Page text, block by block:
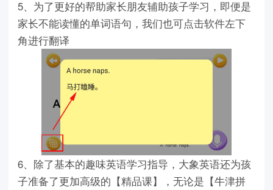
5、为了更好的帮助家长朋友辅助孩子学习，即便是
家长不能读懂的单词语句，我们也可点击软件左下
角进行翻译
6、除了基本的趣味英语学习指导，大象英语还为孩
子准备了更加高级的【精品课】，无论是【牛津拼